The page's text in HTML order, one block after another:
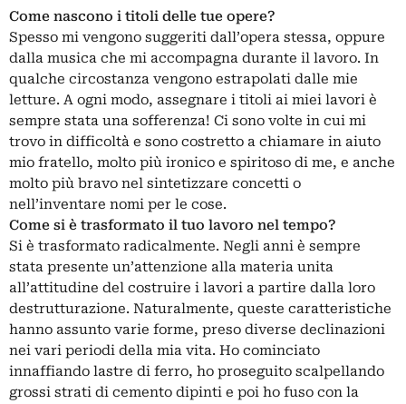
Come nascono i titoli delle tue opere?
Spesso mi vengono suggeriti dall’opera stessa, oppure
dalla musica che mi accompagna durante il lavoro. In
qualche circostanza vengono estrapolati dalle mie
letture. A ogni modo, assegnare i titoli ai miei lavori è
sempre stata una sofferenza! Ci sono volte in cui mi
trovo in difficoltà e sono costretto a chiamare in aiuto
mio fratello, molto più ironico e spiritoso di me, e anche
molto più bravo nel sintetizzare concetti o
nell’inventare nomi per le cose.
Come si è trasformato il tuo lavoro nel tempo?
Si è trasformato radicalmente. Negli anni è sempre
stata presente un’attenzione alla materia unita
all’attitudine del costruire i lavori a partire dalla loro
destrutturazione. Naturalmente, queste caratteristiche
hanno assunto varie forme, preso diverse declinazioni
nei vari periodi della mia vita. Ho cominciato
innaffiando lastre di ferro, ho proseguito scalpellando
grossi strati di cemento dipinti e poi ho fuso con la